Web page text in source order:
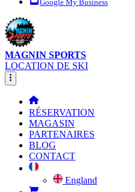
Google My Business
MAGNIN SPORTS
LOCATION DE SKI
RÉSERVATION
MAGASIN
PARTENAIRES
BLOG
CONTACT
England